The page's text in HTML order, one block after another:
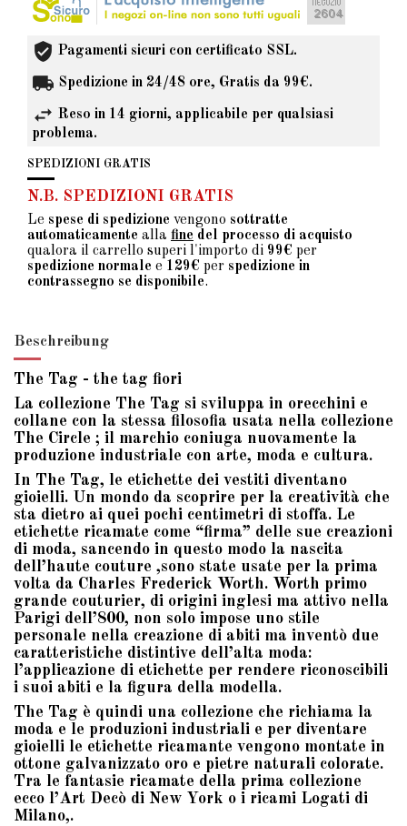
Pagamenti sicuri con certificato SSL.
Spedizione in 24/48 ore, Gratis da 99€.
Reso in 14 giorni, applicabile per qualsiasi
problema.
SPEDIZIONI GRATIS
N.B. SPEDIZIONI GRATIS
Le spese di spedizione vengono sottratte
automaticamente alla fine del processo di acquisto
qualora il carrello superi l'importo di 99€ per
spedizione normale e 129€ per spedizione in
contrassegno se disponibile.
Beschreibung
The Tag - the tag fiori
La collezione The Tag si sviluppa in orecchini e
collane con la stessa filosofia usata nella collezione
The Circle ; il marchio coniuga nuovamente la
produzione industriale con arte, moda e cultura.
In The Tag, le etichette dei vestiti diventano
gioielli. Un mondo da scoprire per la creatività che
sta dietro ai quei pochi centimetri di stoffa. Le
etichette ricamate come “firma” delle sue creazioni
di moda, sancendo in questo modo la nascita
dell’haute couture ,sono state usate per la prima
volta da Charles Frederick Worth. Worth primo
grande couturier, di origini inglesi ma attivo nella
Parigi dell’800, non solo impose uno stile
personale nella creazione di abiti ma inventò due
caratteristiche distintive dell’alta moda:
l’applicazione di etichette per rendere riconoscibili
i suoi abiti e la figura della modella.
The Tag è quindi una collezione che richiama la
moda e le produzioni industriali e per diventare
gioielli le etichette ricamante vengono montate in
ottone galvanizzato oro e pietre naturali colorate.
Tra le fantasie ricamate della prima collezione
ecco l’Art Decò di New York o i ricami Logati di
Milano,.